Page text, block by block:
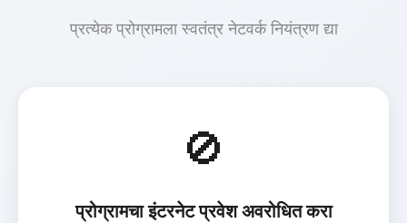
प्रत्येक प्रोग्रामला स्वतंत्र नेटवर्क नियंत्रण द्या
🚫
प्रोग्रामचा इंटरनेट प्रवेश अवरोधित करा